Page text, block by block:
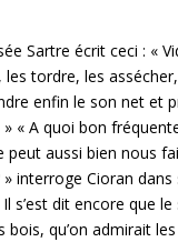
Sartre écrit ceci : «
les tordre, les
enfin le son net et
« A quoi bon
peut aussi bien nous
interroge Cioran dans
Il s’est dit encore que
bois, qu’on admirait